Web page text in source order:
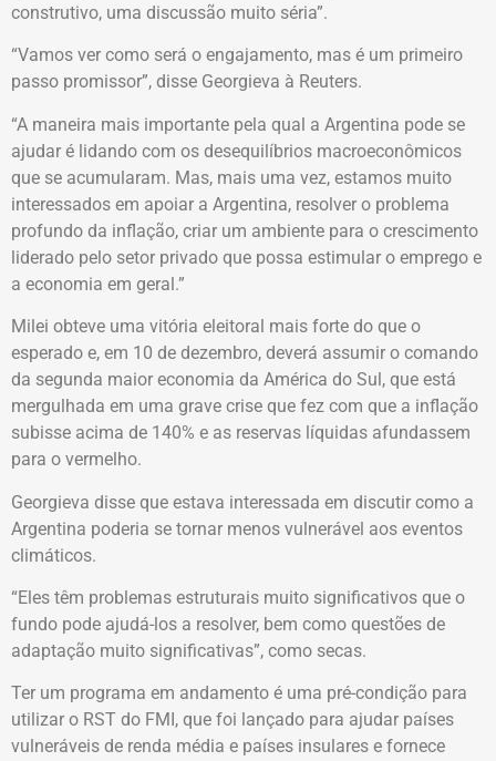
construtivo, uma discussão muito séria”.
“Vamos ver como será o engajamento, mas é um primeiro
passo promissor”, disse Georgieva à Reuters.
“A maneira mais importante pela qual a Argentina pode se
ajudar é lidando com os desequilíbrios macroeconômicos
que se acumularam. Mas, mais uma vez, estamos muito
interessados em apoiar a Argentina, resolver o problema
profundo da inflação, criar um ambiente para o crescimento
liderado pelo setor privado que possa estimular o emprego e
a economia em geral.”
Milei obteve uma vitória eleitoral mais forte do que o
esperado e, em 10 de dezembro, deverá assumir o comando
da segunda maior economia da América do Sul, que está
mergulhada em uma grave crise que fez com que a inflação
subisse acima de 140% e as reservas líquidas afundassem
para o vermelho.
Georgieva disse que estava interessada em discutir como a
Argentina poderia se tornar menos vulnerável aos eventos
climáticos.
“Eles têm problemas estruturais muito significativos que o
fundo pode ajudá-los a resolver, bem como questões de
adaptação muito significativas”, como secas.
Ter um programa em andamento é uma pré-condição para
utilizar o RST do FMI, que foi lançado para ajudar países
vulneráveis de renda média e países insulares e fornece